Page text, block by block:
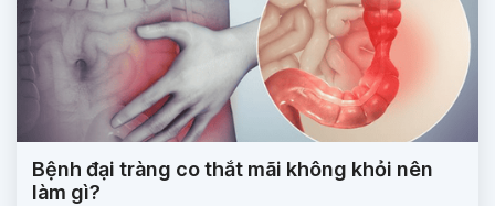
Bệnh đại tràng co thắt mãi không khỏi nên
làm gì?